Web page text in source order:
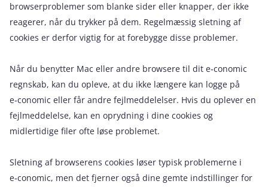
browserproblemer som blanke sider eller knapper, der ikke
reagerer, når du trykker på dem. Regelmæssig sletning af
cookies er derfor vigtig for at forebygge disse problemer.
Når du benytter Mac eller andre browsere til dit e‑conomic
regnskab, kan du opleve, at du ikke længere kan logge på
e‑conomic eller får andre fejlmeddelelser. Hvis du oplever en
fejlmeddelelse, kan en oprydning i dine cookies og
midlertidige filer ofte løse problemet.
Sletning af browserens cookies løser typisk problemerne i
e‑conomic, men det fjerner også dine gemte indstillinger for